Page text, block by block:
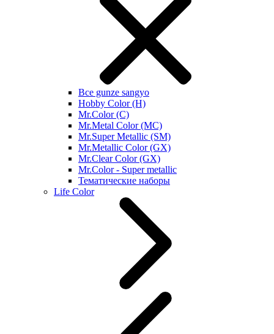
Все gunze sangyo
Hobby Color (H)
Mr.Color (C)
Mr.Metal Color (MC)
Mr.Super Metallic (SM)
Mr.Metallic Color (GX)
Mr.Clear Color (GX)
Mr.Color - Super metallic
Тематические наборы
Life Color